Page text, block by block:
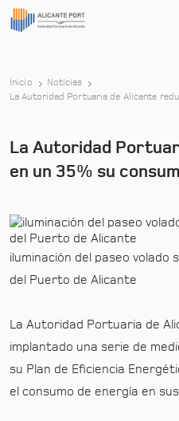
Inicio
Noticias
La Autoridad Portuaria de Alicante
La Autoridad
en un 35% su
iluminación del paseo volado
del Puerto de Alicante
La Autoridad Portuaria de
implantado una serie de
su Plan de Eficiencia
el consumo de energía en